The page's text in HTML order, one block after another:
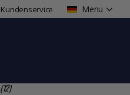
Kundenservice Menu
(12)